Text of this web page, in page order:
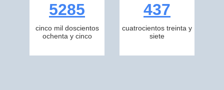
5285
cinco mil doscientos
ochenta y cinco
437
cuatrocientos treinta y
siete